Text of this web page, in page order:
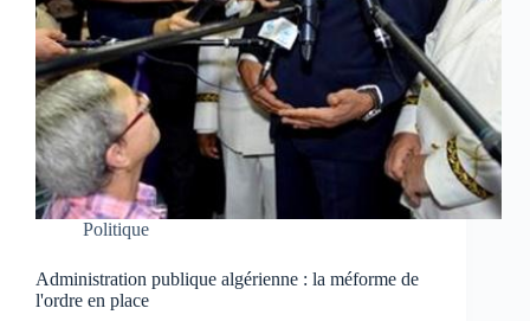
Politique
Administration publique algérienne : la méforme de
l'ordre en place